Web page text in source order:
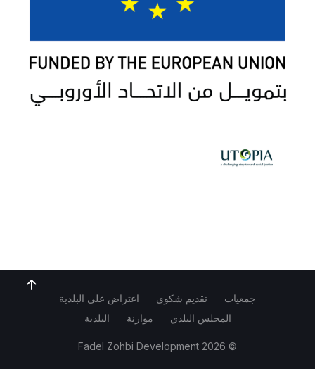
جمعيات تقديم شكوى
اعتراض على البلدية
المجلس البلدي
موازنة البلدية
© 2026
Fadel Zohbi Development